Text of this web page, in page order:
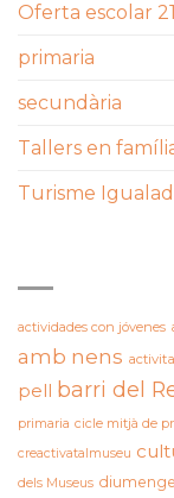
Oferta escolar
primaria
secundària
Tallers en
Turisme
actividades con jóvenes
amb nens
pell barri del
primaria cicle mitjà de
creactivatalmuseu
dels Museus